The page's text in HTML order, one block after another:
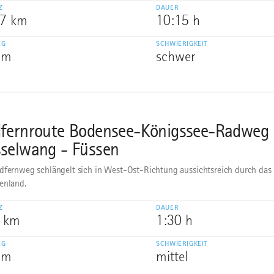
km
DAUER
10:15 h
SCHWIERIGKEIT
schwer
Bodensee-Königssee-Radweg
- Füssen
schlängelt sich in West-Ost-Richtung aussichtsreich durch
DAUER
1:30 h
SCHWIERIGKEIT
mittel